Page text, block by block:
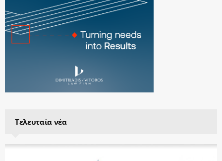
Τελευταία νέα